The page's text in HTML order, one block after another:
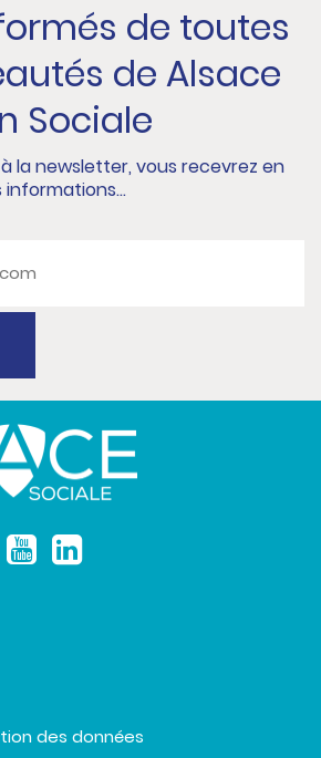
de toutes
de Alsace
Sociale
la newsletter, vous recevrez en
des données